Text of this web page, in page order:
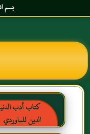
بسم
كتاب أدب
الدين للماوردي